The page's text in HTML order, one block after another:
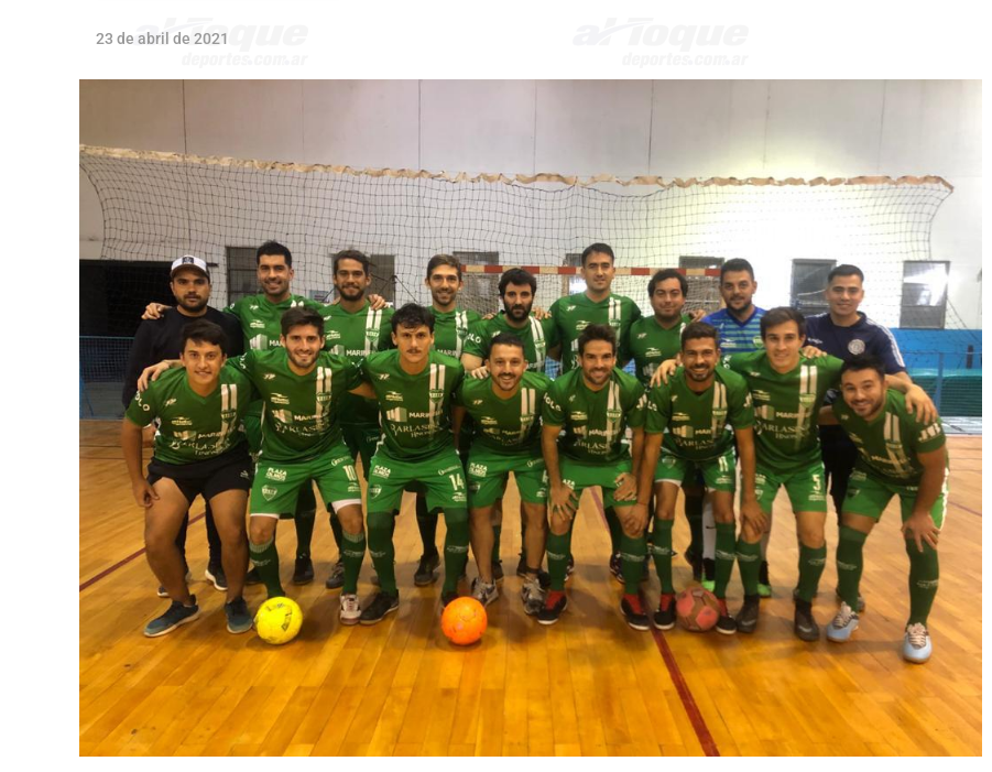
23 de abril de 2021